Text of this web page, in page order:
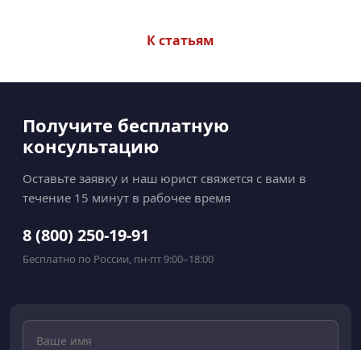
К статьям
Получите бесплатную
консультацию
Оставьте заявку и наш юрист свяжется с вами в
течение 15 минут в рабочее время
8 (800) 250-19-91
Бесплатно по России, пн-пт 9:00–18:00